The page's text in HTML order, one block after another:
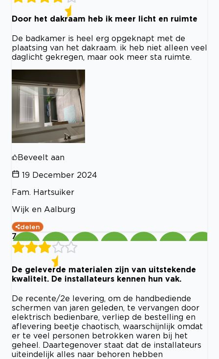
Door het dakraam heb ik meer licht en ruimte
De badkamer is heel erg opgeknapt met de
plaatsing van het dakraam. ik heb niet alleen veel
daglicht gekregen, maar ook meer sta ruimte.
Beveelt aan
19 December 2024
Fam. Hartsuiker
Wijk en Aalburg
delen
7
De geleverde materialen zijn van uitstekende
kwaliteit. De installateurs kennen hun vak.
De recente/2e levering, om de handbediende
schermen van jaren geleden, te vervangen door
elektrisch bedienbare, verliep de bestelling en
aflevering beetje chaotisch, waarschijnlijk omdat
er te veel personen betrokken waren bij het
geheel. Daartegenover staat dat de installateurs
uiteindelijk alles naar behoren hebben